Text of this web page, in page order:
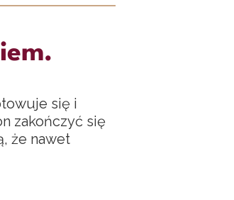
się i
zakończyć się
że nawet